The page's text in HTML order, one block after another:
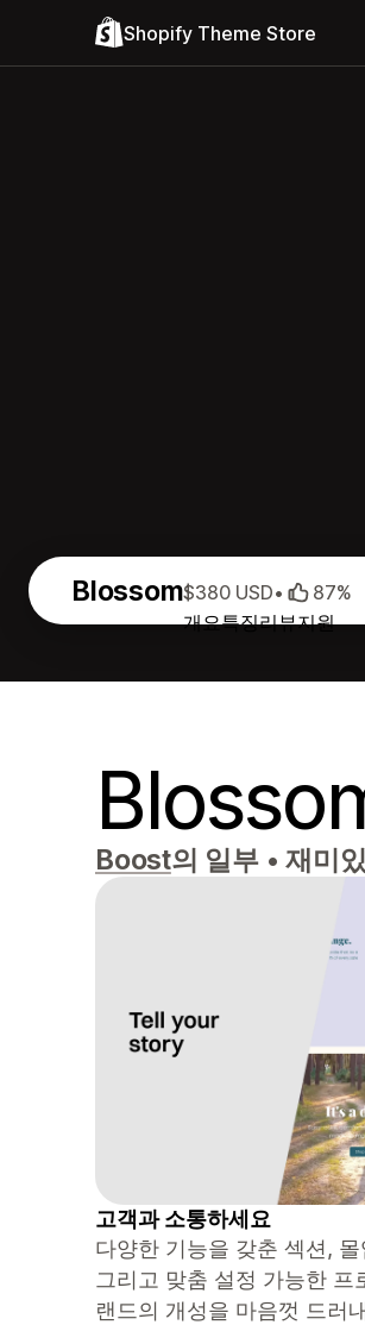
Shopify Theme Store
Blossom
개요특징리뷰지원
$380 USD• 87%
Boost의 일부 • 재미
고객과 소통하세요
다양한 기능을 갖춘 섹션,
그리고 맞춤 설정 가능한 프
랜드의 개성을 마음껏 드러